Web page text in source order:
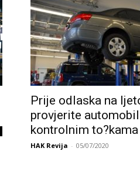
Prije odlaska na
provjerite
kontrolnim to?kama
HAK Revija - 05/07/2020